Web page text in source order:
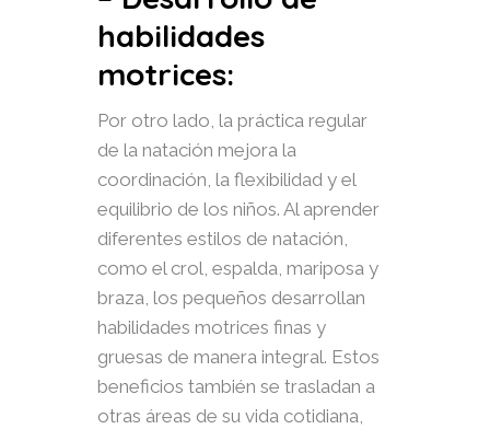
habilidades
motrices:
Por otro lado, la práctica regular
de la natación mejora la
coordinación, la flexibilidad y el
equilibrio de los niños. Al aprender
diferentes estilos de natación,
como el crol, espalda, mariposa y
braza, los pequeños desarrollan
habilidades motrices finas y
gruesas de manera integral. Estos
beneficios también se trasladan a
otras áreas de su vida cotidiana,